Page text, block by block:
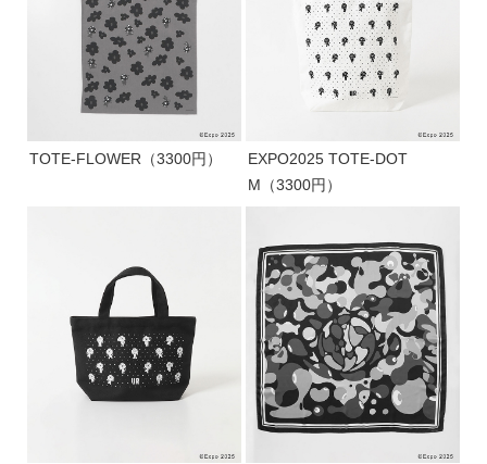
TOTE-FLOWER（3300円）
EXPO2025 TOTE-DOT
M（3300円）